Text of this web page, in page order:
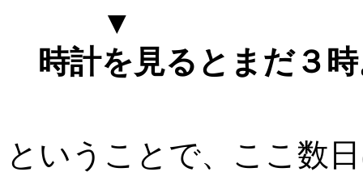
▼
時計を見るとまだ３
ということで、ここ数